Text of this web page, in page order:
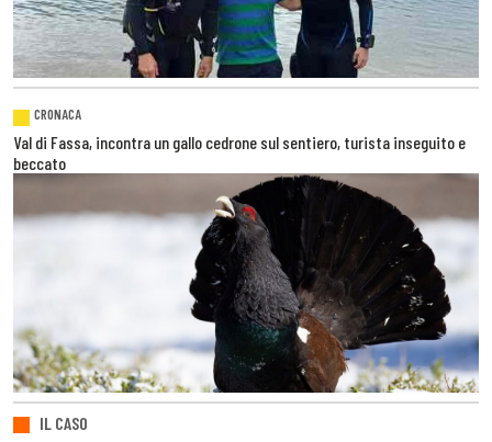
CRONACA
Val di Fassa, incontra un gallo cedrone sul sentiero, turista inseguito e
beccato
IL CASO